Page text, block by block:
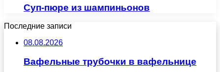
Суп-пюре из шампиньонов
Последние записи
08.08.2026
Вафельные трубочки в вафельнице